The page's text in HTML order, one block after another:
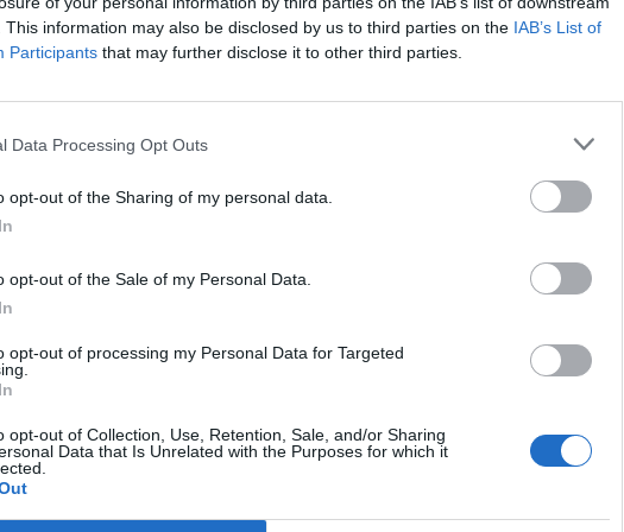
This information may also be disclosed by us to third parties on the IAB’s List of
Participants that may further disclose it to other third parties.
Data Processing Opt Outs
opt-out of the Sharing of my personal data.
opt-out of the Sale of my Personal Data.
opt-out of processing my Personal Data for Targeted
opt-out of Collection, Use, Retention, Sale, and/or Sharing
Data that Is Unrelated with the Purposes for which it
napos plenáris ülés és 15 tematikus szekció - ezt kínálja mához egy
A konferenciát szervező Magyar Közgazdasági Társaság a
mutatóit látva döntött úgy, hogy idén...
portfolio.hu hírarchívumához tartozik, melynek olvasása előfizetéses
cikkarchívum
elmúlt 2 év napon belüli
Előfizetés